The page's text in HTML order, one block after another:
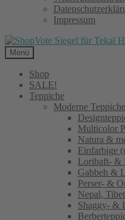
Impressum
Menü
Shop
SALE!
Teppiche
Moderne Teppiche
Multicolor
Natura &
Einfarbige
Loribaft- &
Gabbeh &
Perser- &
Nepal,
Shaggy- &